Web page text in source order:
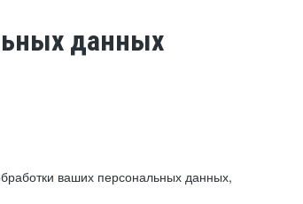
данных
ваших персональных данных,